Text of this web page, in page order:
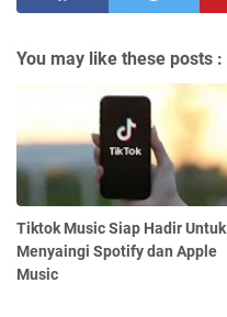
You may like these posts :
Tiktok Music Siap Hadir Untuk
Menyaingi Spotify dan Apple
Music